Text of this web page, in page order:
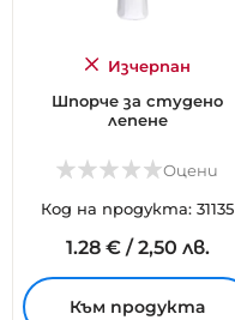
Изчерпан
Шпорче за студено
лепене
Оцени
Код на продукта: 31135
1.28 €/ 2,50 лв.
Към продукта